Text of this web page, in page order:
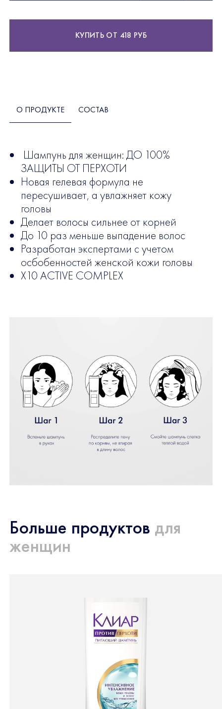
КУПИТЬ ОТ 418 РУБ
О ПРОДУКТЕ СОСТАВ
Шампунь для женщин: ДО 100%
ЗАЩИТЫ ОТ ПЕРХОТИ
Новая гелевая формула не
пересушивает, а увлажняет кожу
головы
Делает волосы сильнее от корней
До 10 раз меньше выпадение волос
Разработан экспертами с учетом
осбобенностей женской кожи головы
Х10 ACTIVE COMPLEX
Больше продуктов для
женщин